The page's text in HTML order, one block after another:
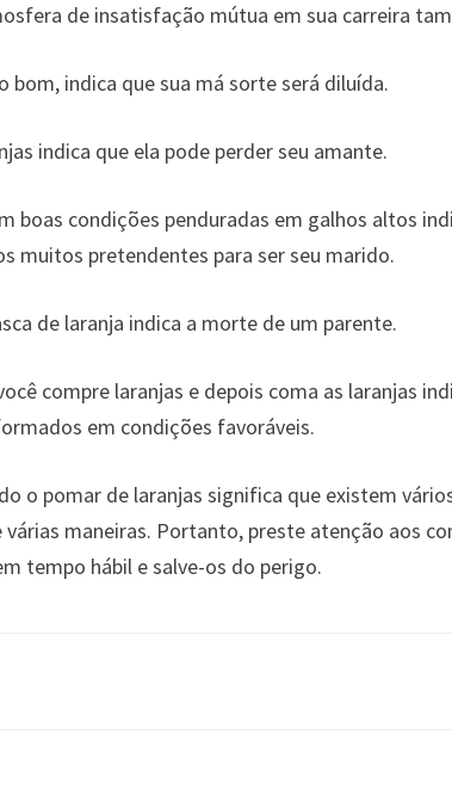
de insatisfação mútua em sua carreira
bom, indica que sua má sorte será diluída.
indica que ela pode perder seu amante.
boas condições penduradas em galhos altos
muitos pretendentes para ser seu marido.
de laranja indica a morte de um parente.
compre laranjas e depois coma as laranjas
em condições favoráveis.
o pomar de laranjas significa que existem
maneiras. Portanto, preste atenção aos
tempo hábil e salve-os do perigo.